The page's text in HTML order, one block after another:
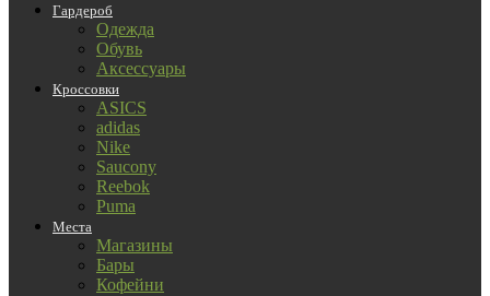
Гардероб
Одежда
Обувь
Аксессуары
Кроссовки
ASICS
adidas
Nike
Saucony
Reebok
Puma
Места
Магазины
Бары
Кофейни